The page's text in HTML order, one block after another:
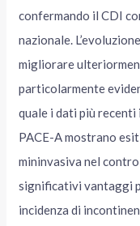
confermando il CDI
nazionale.
migliorare
particolarmente
quale i dati più
PACE-A mostrano
mininvasiva nel
significativi vantaggi
incidenza di